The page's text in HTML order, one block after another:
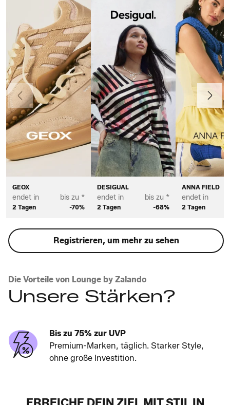
GEOX
endet in
2 Tagen
bis zu *
-70%
DESIGUAL
endet in
2 Tagen
bis zu *
-68%
ANNA FIELD
endet in
2 Tagen
Vorherige Weiter
Registrieren, um mehr zu sehen
Die Vorteile von Lounge by Zalando
Unsere Stärken?
Bis zu 75% zur UVP
Premium-Marken, täglich. Starker Style,
ohne große Investition.